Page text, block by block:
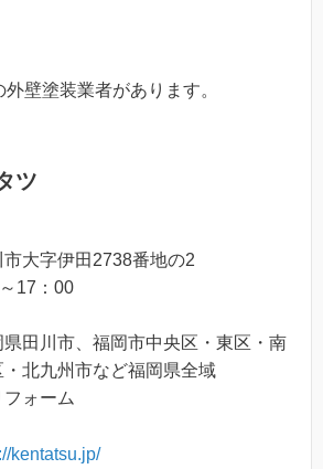
壁塗装業者があります。
ツ
大字伊田2738番地の2
17：00
田川市、福岡市中央区・東区・南
北九州市など福岡県全域
ォーム
kentatsu.jp/